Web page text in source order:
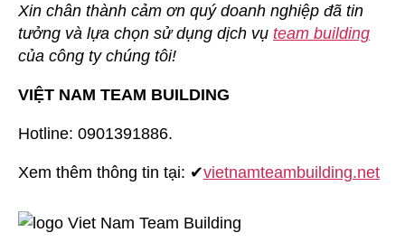
Xin chân thành cảm ơn quý doanh nghiệp đã tin
tưởng và lựa chọn sử dụng dịch vụ team building
của công ty chúng tôi!
VIỆT NAM TEAM BUILDING
Hotline: 0901391886.
Xem thêm thông tin tại: ✔vietnamteambuilding.net